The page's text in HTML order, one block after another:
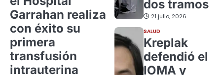
Garrahan realiza
con éxito su
primera
transfusión
intrauterina
dos tramos
21 julio, 2026
SALUD
Kreplak
defendió el
IOMA y